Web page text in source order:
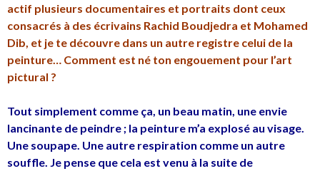
actif plusieurs documentaires et portraits dont ceux
consacrés à des écrivains Rachid Boudjedra et Mohamed
Dib, et je te découvre dans un autre registre celui de la
peinture… Comment est né ton engouement pour l’art
pictural ?
Tout simplement comme ça, un beau matin, une envie
lancinante de peindre ; la peinture m’a explosé au visage.
Une soupape. Une autre respiration comme un autre
souffle. Je pense que cela est venu à la suite de